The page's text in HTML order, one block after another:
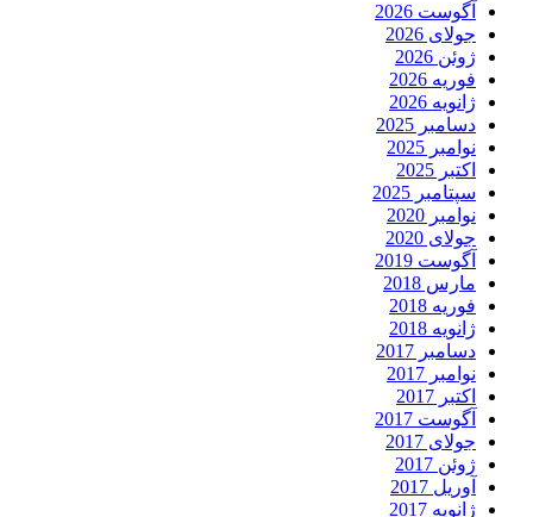
آگوست 2026
جولای 2026
ژوئن 2026
فوریه 2026
ژانویه 2026
دسامبر 2025
نوامبر 2025
اکتبر 2025
سپتامبر 2025
نوامبر 2020
جولای 2020
آگوست 2019
مارس 2018
فوریه 2018
ژانویه 2018
دسامبر 2017
نوامبر 2017
اکتبر 2017
آگوست 2017
جولای 2017
ژوئن 2017
آوریل 2017
ژانویه 2017